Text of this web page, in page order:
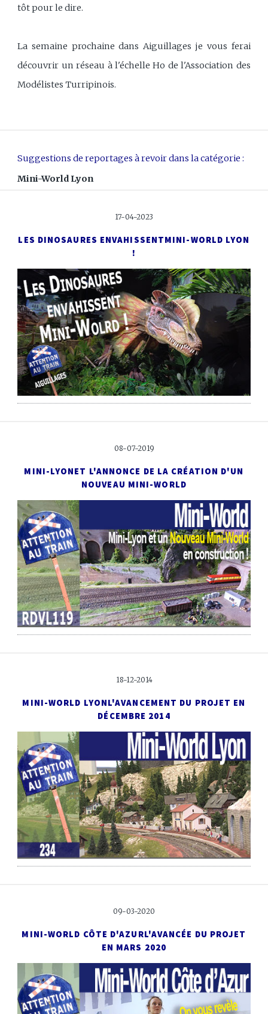
tôt pour le dire.
La semaine prochaine dans Aiguillages je vous ferai
découvrir un réseau à l'échelle Ho de l'Association des
Modélistes Turripinois.
Suggestions de reportages à revoir dans la catégorie :
Mini-World Lyon
17-04-2023
LES DINOSAURES ENVAHISSENTMINI-WORLD LYON
!
08-07-2019
MINI-LYONET L'ANNONCE DE LA CRÉATION D'UN
NOUVEAU MINI-WORLD
18-12-2014
MINI-WORLD LYONL'AVANCEMENT DU PROJET EN
DÉCEMBRE 2014
09-03-2020
MINI-WORLD CÔTE D'AZURL'AVANCÉE DU PROJET
EN MARS 2020